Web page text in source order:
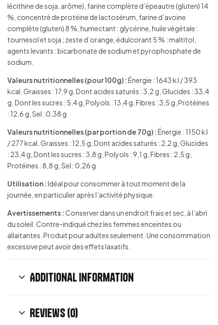
lécithine de soja, arôme), farine complète d’épeautre (gluten) 14
%, concentré de protéine de lactosérum, farine d’avoine
complète (gluten) 8 %, humectant : glycérine, huile végétale :
tournesol et soja ; zeste d’orange, édulcorant 5 % : maltitol,
agents levants : bicarbonate de sodium et pyrophosphate de
sodium.
Valeurs nutritionnelles (pour 100g) :Énergie : 1643 kJ / 393
kcal, Graisses : 17,9 g, Dont acides saturés : 3,2 g, Glucides : 33,4
g, Dont les sucres : 5,4 g, Polyols : 13,4 g, Fibres : 3,5 g, Protéines
: 12,6 g, Sel : 0,38 g
Valeurs nutritionnelles (par portion de 70g) :Énergie : 1150 kJ
/ 277 kcal, Graisses : 12,5 g, Dont acides saturés : 2,2 g, Glucides
: 23,4 g, Dont les sucres : 3,8 g, Polyols : 9,1 g, Fibres : 2,5 g,
Protéines : 8,8 g, Sel : 0,26 g
Utilisation :Idéal pour consommer à tout moment de la
journée, en particulier après l’activité physique.
Avertissements :Conserver dans un endroit frais et sec, à l’abri
du soleil. Contre-indiqué chez les femmes enceintes ou
allaitantes. Produit pour adultes seulement. Une consommation
excessive peut avoir des effets laxatifs.
Additional information
Reviews (0)